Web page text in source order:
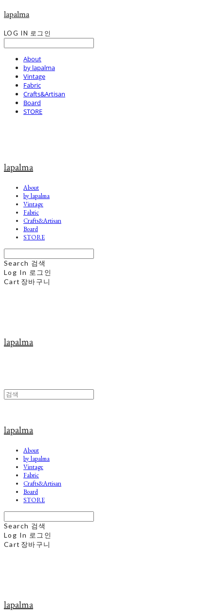
lapalma
LOG IN 로그인
About
by lapalma
Vintage
Fabric
Crafts&Artisan
Board
STORE
lapalma
About
by lapalma
Vintage
Fabric
Crafts&Artisan
Board
STORE
Search 검색
Log In 로그인
Cart 장바구니
lapalma
lapalma
About
by lapalma
Vintage
Fabric
Crafts&Artisan
Board
STORE
Search 검색
Log In 로그인
Cart 장바구니
lapalma